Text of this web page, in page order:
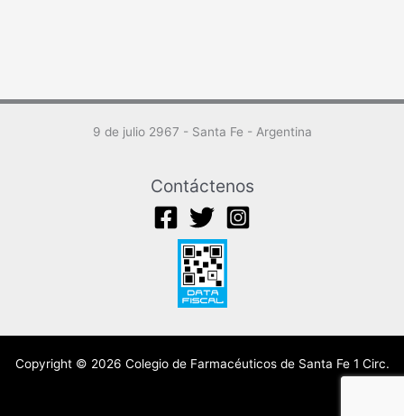
9 de julio 2967 - Santa Fe - Argentina
Contáctenos
Copyright © 2026 Colegio de Farmacéuticos de Santa Fe 1 Circ.